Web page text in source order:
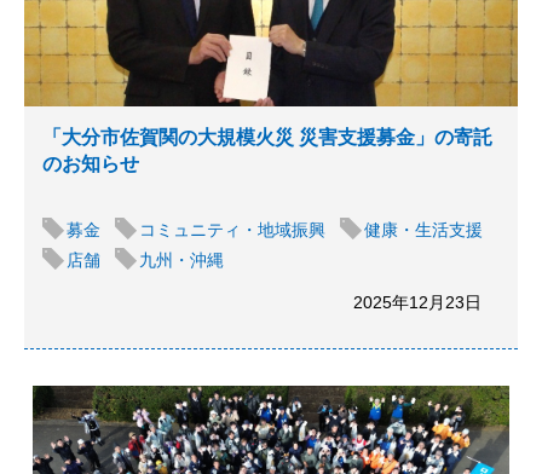
「大分市佐賀関の大規模火災 災害支援募金」の寄託
のお知らせ
募金 コミュニティ・地域振興
健康・生活支援
店舗
九州・沖縄
2025年12月23日